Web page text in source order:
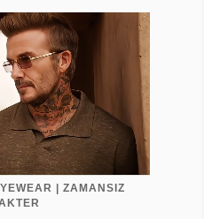
| ZAMANSIZ